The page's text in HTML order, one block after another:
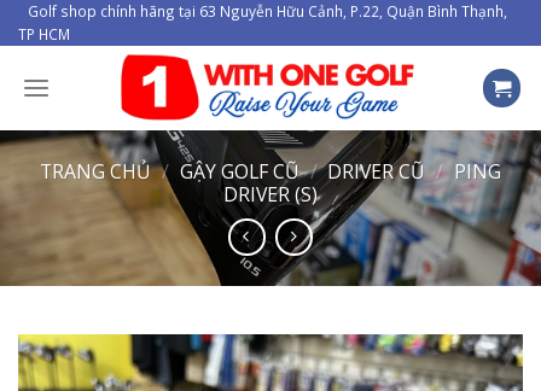
Skip
to
content
Golf shop chính hãng tại 63 Nguyễn Hữu Cảnh, P.22, Quận Bình Thạnh,
TP HCM
TRANG CHỦ / GẬY GOLF CŨ / DRIVER CŨ / PING
DRIVER (S)